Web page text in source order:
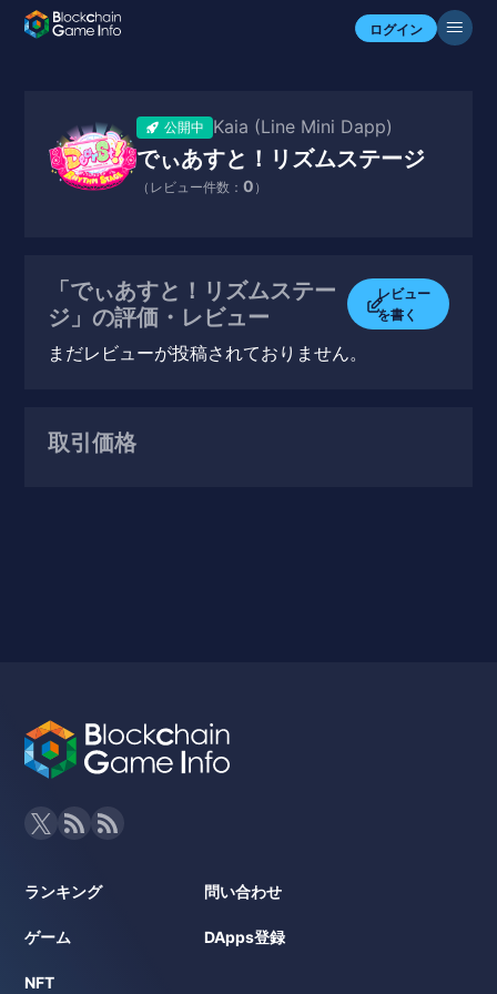
ログイン
公開中 Kaia (Line Mini Dapp)
でぃあすと！リズムステージ
（レビュー件数： 0 ）
「でぃあすと！リズムステー
ジ」の評価・レビュー
レビュー
を書く
まだレビューが投稿されておりません。
取引価格
ランキング
ゲーム
NFT
問い合わせ
DApps登録